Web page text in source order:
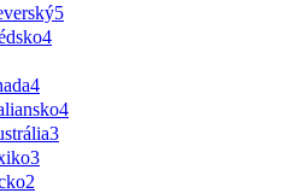
5
4
4
4
3
3
2